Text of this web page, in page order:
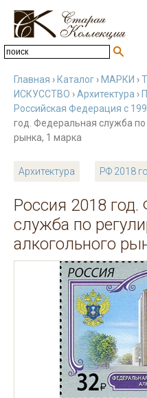
Главная › Каталог › МАРКИ ›
ИСКУССТВО ›Архитектура ›
Российская Федерация с
год. Федеральная служба
рынка, 1 марка
Архитектура РФ 2018
Россия 2018 год.
служба по
алкогольного